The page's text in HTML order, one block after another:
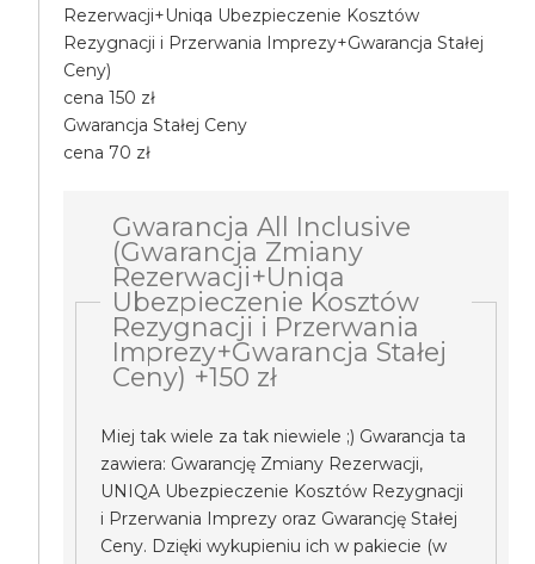
Rezerwacji+Uniqa Ubezpieczenie Kosztów
Rezygnacji i Przerwania Imprezy+Gwarancja Stałej
Ceny)
cena 150 zł
Gwarancja Stałej Ceny
cena 70 zł
Gwarancja All Inclusive
(Gwarancja Zmiany
Rezerwacji+Uniqa
Ubezpieczenie Kosztów
Rezygnacji i Przerwania
Imprezy+Gwarancja Stałej
Ceny) +150 zł
Miej tak wiele za tak niewiele ;) Gwarancja ta
zawiera: Gwarancję Zmiany Rezerwacji,
UNIQA Ubezpieczenie Kosztów Rezygnacji
i Przerwania Imprezy oraz Gwarancję Stałej
Ceny. Dzięki wykupieniu ich w pakiecie (w